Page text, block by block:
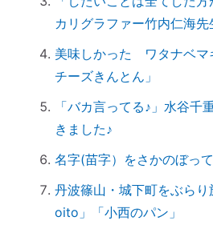
怒っている人は「困って
「産土神社ヒーリング
究極のアーシング。「
してきました（２）
究極のアーシング。「砂
してきました（１）
HIMARIさん」～聞くだ
る
カリグラファー竹内仁海先
美味しかった ワタナベマ
チーズきんとん」
「バカ言ってる♪」水谷千
きました♪
名字(苗字）をさかのぼって
丹波篠山・城下町をぶら
oito」「小西のパン」